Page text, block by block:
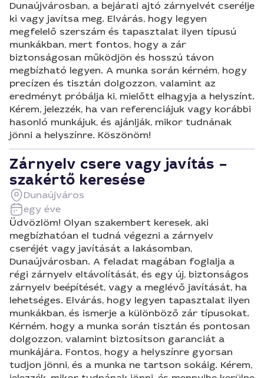
Dunaújvárosban, a bejárati ajtó zárnyelvét cserélje
ki vagy javítsa meg. Elvárás, hogy legyen
megfelelő szerszám és tapasztalat ilyen típusú
munkákban, mert fontos, hogy a zár
biztonságosan működjön és hosszú távon
megbízható legyen. A munka során kérném, hogy
precízen és tisztán dolgozzon, valamint az
eredményt próbálja ki, mielőtt elhagyja a helyszínt.
Kérem, jelezzék, ha van referenciájuk vagy korábbi
hasonló munkájuk, és ajánlják, mikor tudnának
jönni a helyszínre. Köszönöm!
Zárnyelv csere vagy javítás –
szakértő keresése
Dunaújváros
egy éve
Üdvözlöm! Olyan szakembert keresek, aki
megbízhatóan el tudná végezni a zárnyelv
cseréjét vagy javítását a lakásomban,
Dunaújvárosban. A feladat magában foglalja a
régi zárnyelv eltávolítását, és egy új, biztonságos
zárnyelv beépítését, vagy a meglévő javítását, ha
lehetséges. Elvárás, hogy legyen tapasztalat ilyen
munkákban, és ismerje a különböző zár típusokat.
Kérném, hogy a munka során tisztán és pontosan
dolgozzon, valamint biztosítson garanciát a
munkájára. Fontos, hogy a helyszínre gyorsan
tudjon jönni, és a munka ne tartson sokáig. Kérem,